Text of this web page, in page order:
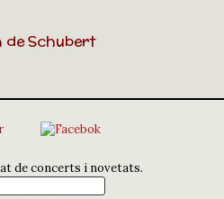
de Schubert
de concerts i novetats.